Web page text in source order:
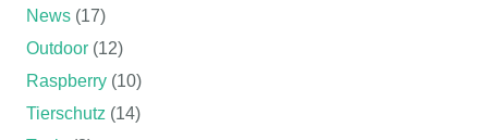
News (17)
Outdoor (12)
Raspberry (10)
Tierschutz (14)